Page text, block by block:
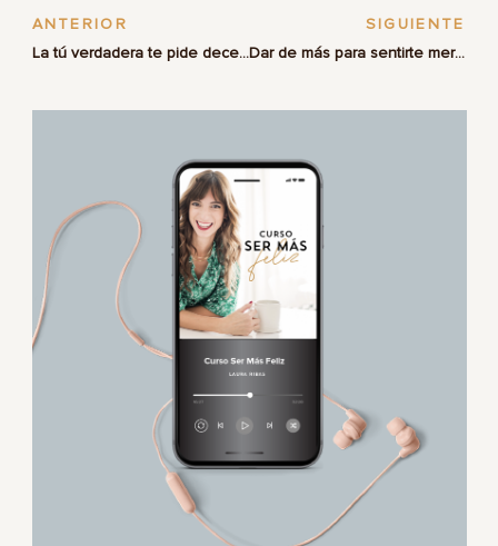
ANTERIOR
La tú verdadera te pide decepcionar a los demás
SIGUIENTE
Dar de más para sentirte merecedora